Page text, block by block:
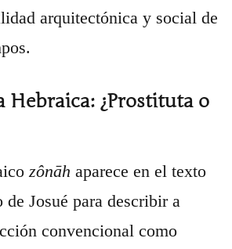
arquitectónica y social de
Hebraica: ¿Prostituta o
zônāh aparece en el texto
Josué para describir a
convencional como